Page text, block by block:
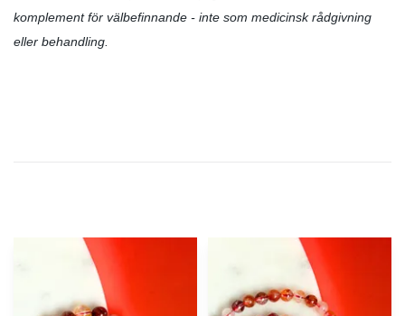
komplement för välbefinnande - inte som medicinsk rådgivning
eller behandling.